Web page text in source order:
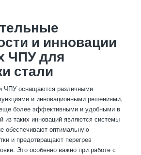
и инновации
ЧПУ для
стали
ЧПУ оснащаются различными
и инновационными решениями,
более эффективными и удобными в
из таких инноваций являются системы
обеспечивают оптимальную
и предотвращают перегрев
Это особенно важно при работе с